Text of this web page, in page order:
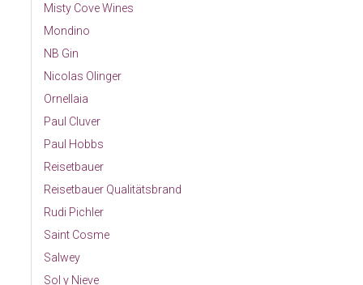
Misty Cove Wines
Mondino
NB Gin
Nicolas Olinger
Ornellaia
Paul Cluver
Paul Hobbs
Reisetbauer
Reisetbauer Qualitätsbrand
Rudi Pichler
Saint Cosme
Salwey
Sol y Nieve